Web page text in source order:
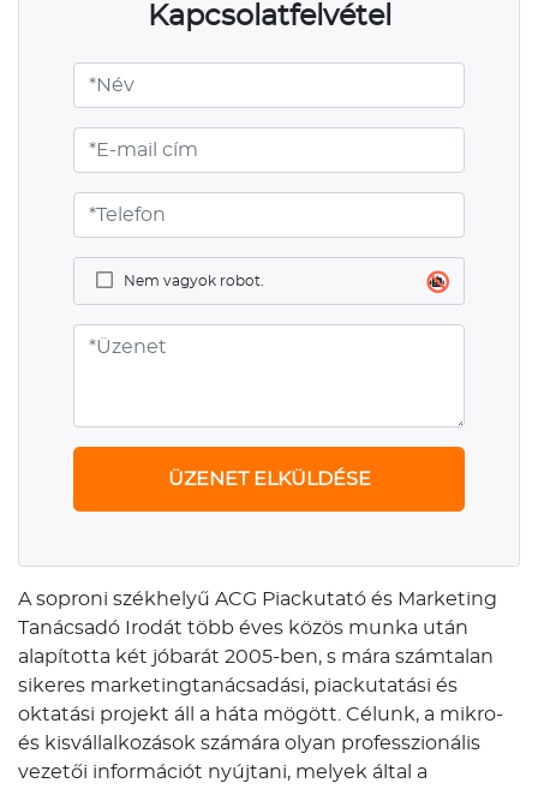
Kapcsolatfelvétel
Nem vagyok robot.
ÜZENET ELKÜLDÉSE
A soproni székhelyű ACG Piackutató és Marketing
Tanácsadó Irodát több éves közös munka után
alapította két jóbarát 2005-ben, s mára számtalan
sikeres marketingtanácsadási, piackutatási és
oktatási projekt áll a háta mögött. Célunk, a mikro-
és kisvállalkozások számára olyan professzionális
vezetői információt nyújtani, melyek által a